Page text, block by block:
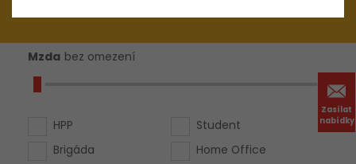
Zasílat
nabídky
Mzda bez omezení
HPP
Brigáda
Student
Home Office